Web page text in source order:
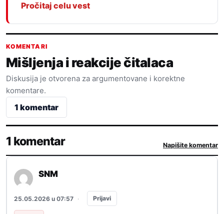
Pročitaj celu vest
KOMENTARI
Mišljenja i reakcije čitalaca
Diskusija je otvorena za argumentovane i korektne
komentare.
1 komentar
1 komentar Napišite komentar
SNM
25.05.2026 u 07:57 · Prijavi